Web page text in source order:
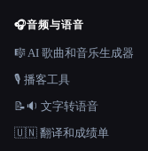
🎧音频与语音
🎼 AI 歌曲和音乐生成器
🎙️ 播客工具
📝🔉 文字转语音
🇺🇳 翻译和成绩单